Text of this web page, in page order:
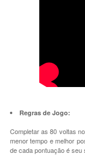
Regras de Jogo:
Completar as 80 voltas
menor tempo e melhor
de cada pontuação é seu